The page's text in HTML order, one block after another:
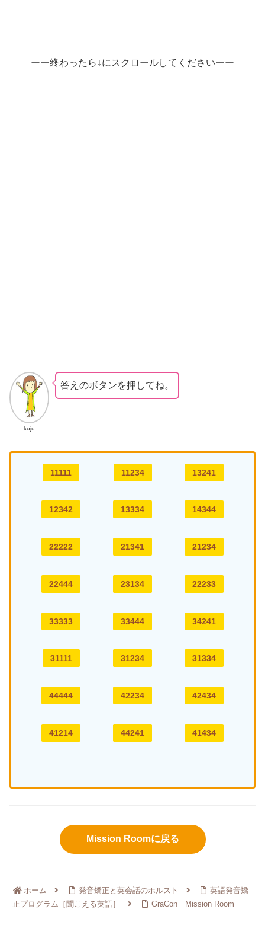
ーー終わったら↓にスクロールしてくださいーー
kuju
答えのボタンを押してね。
11111
12342
22222
22444
33333
31111
44444
41214
11234
13334
21341
23134
33444
31234
42234
44241
13241
14344
21234
22233
34241
31334
42434
41434
Mission Roomに戻る
ホーム 発音矯正と英会話のホルスト
英語発音矯
正プログラム［聞こえる英語］
GraCon Mission Room